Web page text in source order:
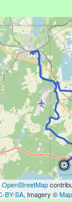
OpenStreetMap
BY-SA, Imagery ©